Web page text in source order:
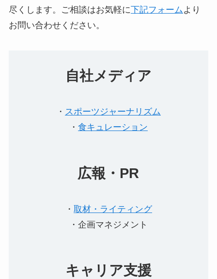
尽くします。ご相談はお気軽に下記フォームより
お問い合わせください。
自社メディア
・ スポーツジャーナリズム
・ 食キュレーション
広報・PR
・ 取材・ライティング
・企画マネジメント
キャリア支援